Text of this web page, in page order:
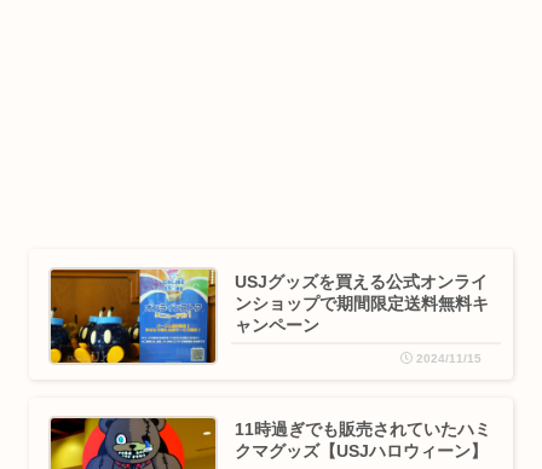
USJグッズを買える公式オンライ
ンショップで期間限定送料無料キ
ャンペーン
2024/11/15
11時過ぎでも販売されていたハミ
クマグッズ【USJハロウィーン】